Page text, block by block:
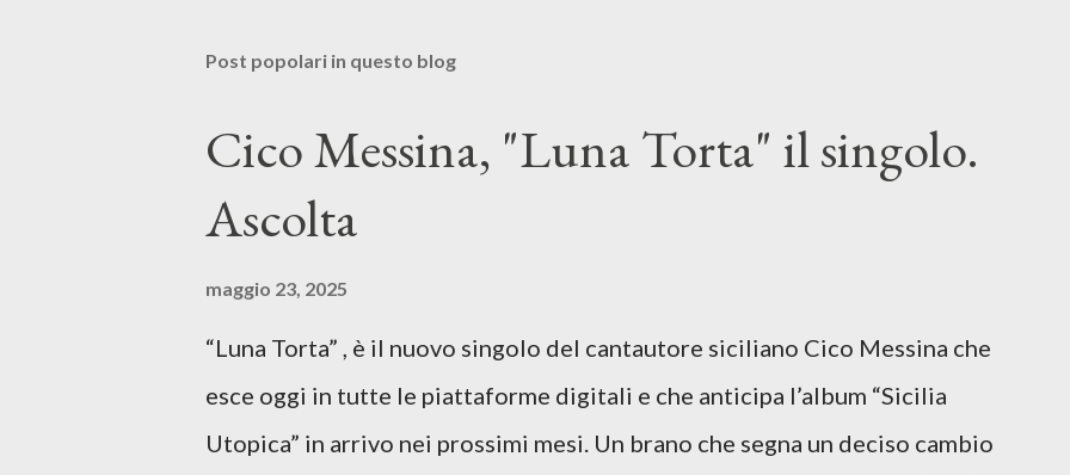
Post popolari in questo blog
Cico Messina, "Luna Torta" il singolo.
Ascolta
maggio 23, 2025
“Luna Torta” , è il nuovo singolo del cantautore siciliano Cico Messina che
esce oggi in tutte le piattaforme digitali e che anticipa l’album “Sicilia
Utopica” in arrivo nei prossimi mesi. Un brano che segna un deciso cambio